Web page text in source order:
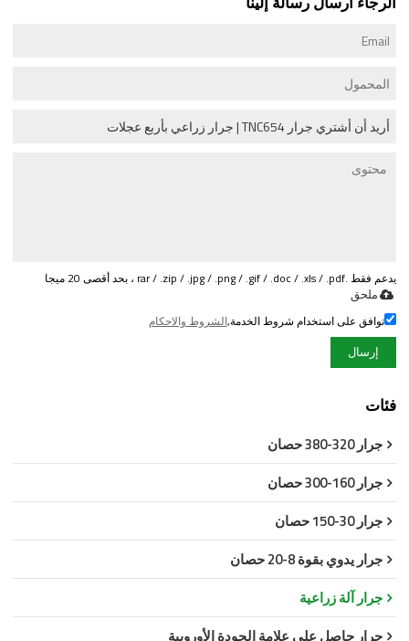
يدعم فقط .rar / .zip / .jpg / .png / .gif / .doc / .xls / .pdf ، بحد أقصى 20 ميجا
ملحق
توافق على استخدام شروط الخدمة,الشروط والاحكام
إرسال
فئات
جرار 320-380 حصان
جرار 160-300 حصان
جرار 30-150 حصان
جرار يدوي بقوة 8-20 حصان
جرار آلة زراعية
جرار حاصل على علامة الجودة الأوروبية